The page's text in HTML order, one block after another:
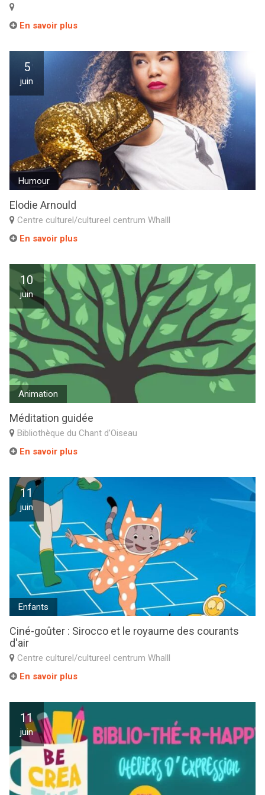
En savoir plus
5
juin
Humour
Elodie Arnould
Centre culturel/cultureel centrum Whalll
En savoir plus
10
juin
Animation
Méditation guidée
Bibliothèque du Chant d’Oiseau
En savoir plus
11
juin
Enfants
Ciné-goûter : Sirocco et le royaume des courants
d'air
Centre culturel/cultureel centrum Whalll
En savoir plus
11
juin